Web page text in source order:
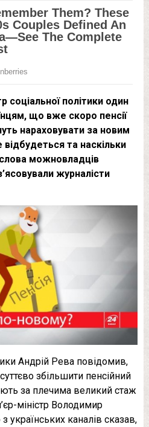
соціальної політики один
що вже скоро пенсії
нараховувати за новим
та наскільки
можновладців
журналісти
Андрій Рева повідомив,
збільшити пенсійний
за плечима великий стаж
міністр Володимир
українських каналів сказав,